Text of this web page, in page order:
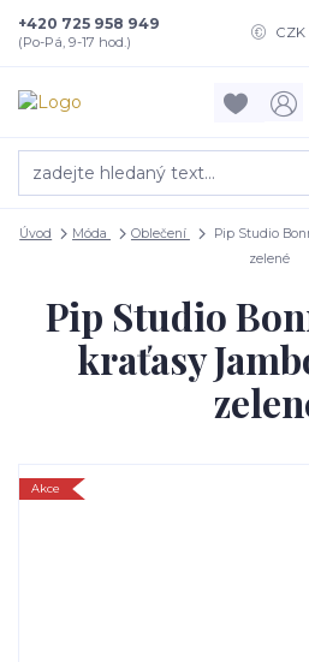
CZK
+420 725 958 949
(Po-Pá, 9-17 hod.)
Úvod Móda Oblečení
Pip Studio
zelené
Pip Studio
kraťasy
Akce